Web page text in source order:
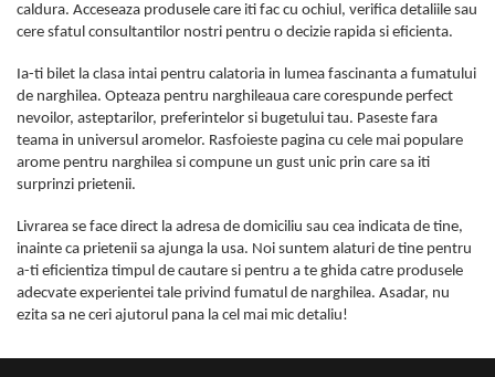
caldura. Acceseaza produsele care iti fac cu ochiul, verifica detaliile sau
cere sfatul consultantilor nostri pentru o decizie rapida si eficienta.
Ia-ti bilet la clasa intai pentru calatoria in lumea fascinanta a fumatului
de narghilea. Opteaza pentru narghileaua care corespunde perfect
nevoilor, asteptarilor, preferintelor si bugetului tau. Paseste fara
teama in universul aromelor. Rasfoieste pagina cu cele mai populare
arome pentru narghilea si compune un gust unic prin care sa iti
surprinzi prietenii.
Livrarea se face direct la adresa de domiciliu sau cea indicata de tine,
inainte ca prietenii sa ajunga la usa. Noi suntem alaturi de tine pentru
a-ti eficientiza timpul de cautare si pentru a te ghida catre produsele
adecvate experientei tale privind fumatul de narghilea. Asadar, nu
ezita sa ne ceri ajutorul pana la cel mai mic detaliu!